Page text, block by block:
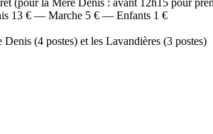
13 € — Marche 5 € — Enfants 1 €
(4 postes) et les Lavandières (3 postes)